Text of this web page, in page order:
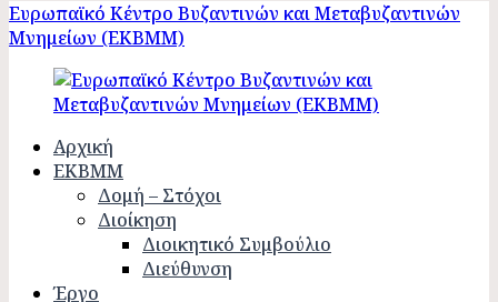
Ευρωπαϊκό Κέντρο Βυζαντινών και Μεταβυζαντινών
Μνημείων (ΕΚΒΜΜ)
Αρχική
ΕΚΒΜΜ
Δομή – Στόχοι
Διοίκηση
Διοικητικό Συμβούλιο
Διεύθυνση
Έργο